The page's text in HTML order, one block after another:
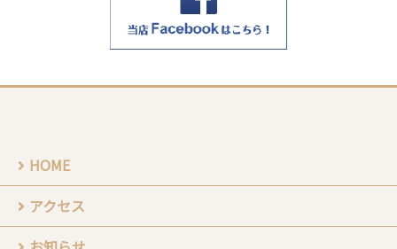
HOME
アクセス